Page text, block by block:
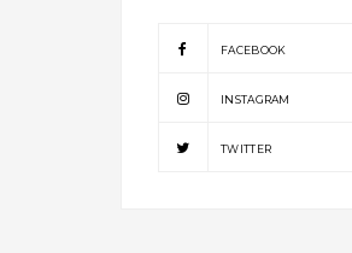
FACEBOOK
INSTAGRAM
TWITTER